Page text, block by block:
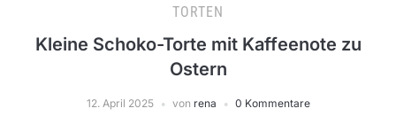
TORTEN
Kleine Schoko-Torte mit Kaffeenote zu
Ostern
12. April 2025 von rena 0 Kommentare